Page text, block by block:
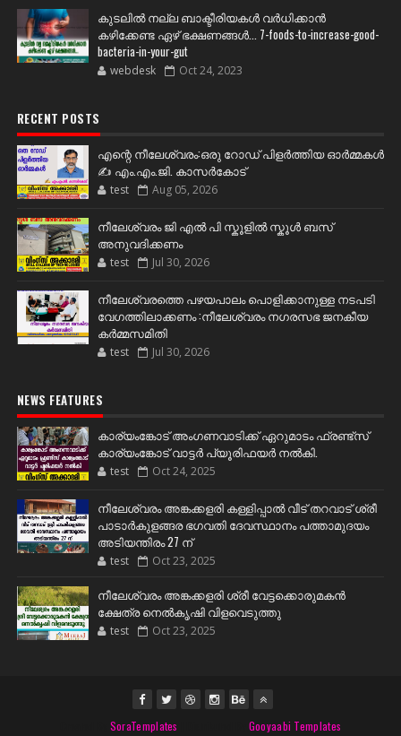
കുടലിൽ നല്ല ബാക്ടീരിയകൾ വര്‍ധിക്കാന്‍
കഴിക്കേണ്ട ഏഴ് ഭക്ഷണങ്ങള്‍... 7-foods-to-increase-good-
bacteria-in-your-gut
webdesk Oct 24, 2023
RECENT POSTS
എന്റെ നീലേശ്വരം:ഒരു റോഡ് പിളർത്തിയ ഓർമ്മകൾ
✍️ എം.എം.ജി. കാസർകോട്
test Aug 05, 2026
നീലേശ്വരം ജി എൽ പി സ്കൂളിൽ സ്കൂൾ ബസ്
അനുവദിക്കണം
test Jul 30, 2026
നീലേശ്വരത്തെ പഴയപാലം പൊളിക്കാനുള്ള നടപടി
വേഗത്തിലാക്കണം :നീലേശ്വരം നഗരസഭ ജനകീയ
കർമ്മസമിതി
test Jul 30, 2026
NEWS FEATURES
കാര്യംങ്കോട് അംഗണവാടിക്ക് ഏറുമാടം ഫ്രണ്ട്സ്
കാര്യംങ്കോട് വാട്ടർ പ്യൂരിഫയർ നൽകി.
test Oct 24, 2025
നീലേശ്വരം അങ്കക്കളരി കള്ളിപ്പാൽ വീട് തറവാട് ശ്രീ
പാടാർകുളങ്ങര ഭഗവതി ദേവസ്ഥാനം പത്താമുദയം
അടിയന്തിരം 27 ന്
test Oct 23, 2025
നീലേശ്വരം അങ്കക്കളരി ശ്രീ വേട്ടക്കൊരുമകൻ
ക്ഷേത്ര നെൽകൃഷി വിളവെടുത്തു
test Oct 23, 2025
SoraTemplates Gooyaabi Templates